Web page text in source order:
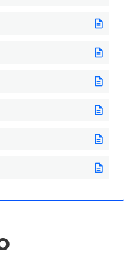
description
description
description
description
description
description